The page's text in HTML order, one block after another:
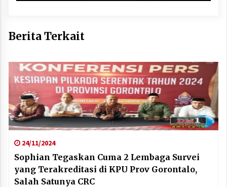
Berita Terkait
24/11/2024
Sophian Tegaskan Cuma 2 Lembaga Survei
yang Terakreditasi di KPU Prov Gorontalo,
Salah Satunya CRC